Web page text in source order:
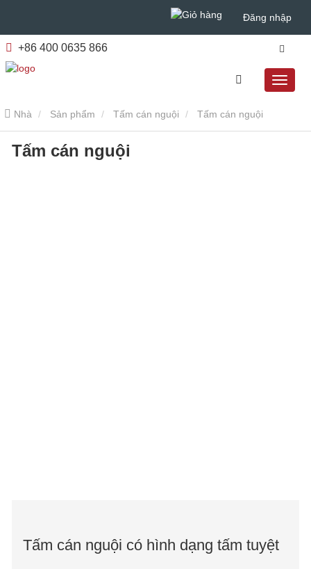
Đăng nhập
+86 400 0635 866
Nhà Sản phẩm Tấm cán nguội Tấm cán nguội
Tấm cán nguội
Tấm cán nguội có hình dạng tấm tuyệt